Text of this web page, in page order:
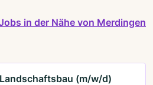
in der Nähe von Merdingen
(m/w/d)